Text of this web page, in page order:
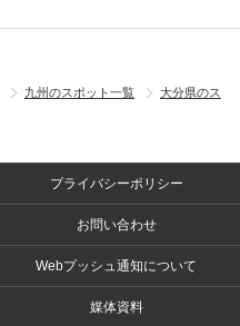
九州のスポット一覧
大分県のス
プライバシーポリシー
お問い合わせ
Webプッシュ通知について
媒体資料